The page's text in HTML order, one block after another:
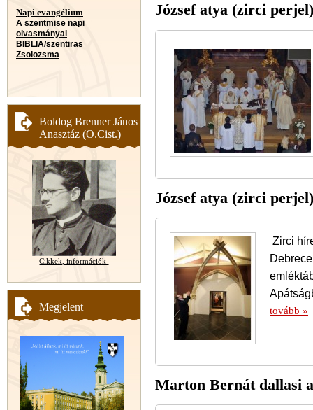
Napi evangélium
A szentmise napi
olvasmányai
BIBLIA/szentiras
Zsolozsma
Boldog Brenner János
Anasztáz (O.Cist.)
Cikkek, információk
Megjelent
József atya (zirci
József atya (zirci
Zirci
tovább »
Marton Bernát dallasi